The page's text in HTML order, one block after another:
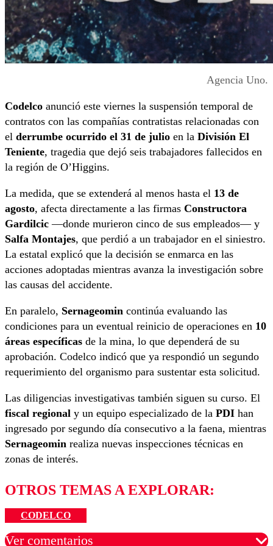
Agencia Uno.
Codelco anunció este viernes la suspensión temporal de
contratos con las compañías contratistas relacionadas con
el derrumbe ocurrido el 31 de julio en la División El
Teniente, tragedia que dejó seis trabajadores fallecidos en
la región de O’Higgins.
La medida, que se extenderá al menos hasta el 13 de
agosto, afecta directamente a las firmas Constructora
Gardilcic —donde murieron cinco de sus empleados— y
Salfa Montajes, que perdió a un trabajador en el siniestro.
La estatal explicó que la decisión se enmarca en las
acciones adoptadas mientras avanza la investigación sobre
las causas del accidente.
En paralelo, Sernageomin continúa evaluando las
condiciones para un eventual reinicio de operaciones en 10
áreas específicas de la mina, lo que dependerá de su
aprobación. Codelco indicó que ya respondió un segundo
requerimiento del organismo para sustentar esta solicitud.
Las diligencias investigativas también siguen su curso. El
fiscal regional y un equipo especializado de la PDI han
ingresado por segundo día consecutivo a la faena, mientras
Sernageomin realiza nuevas inspecciones técnicas en
zonas de interés.
OTROS TEMAS A EXPLORAR:
CODELCO
Ver comentarios